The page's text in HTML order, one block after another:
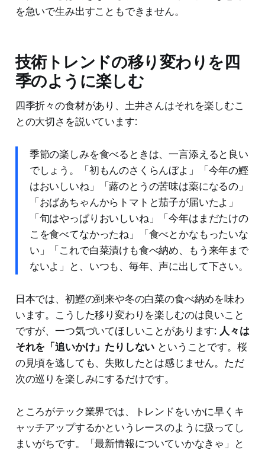
を急いで生み出すこともできません。
技術トレンドの移り変わりを四
季のように楽しむ
四季折々の食材があり、土井さんはそれを楽しむこ
との大切さを説いています:
季節の楽しみを食べるときは、一言添えると良い
でしょう。「初もんのさくらんぼよ」「今年の鰹
はおいしいね」「蕗のとうの苦味は薬になるの」
「おばあちゃんからトマトと茄子が届いたよ」
「旬はやっぱりおいしいね」「今年はまだたけの
こを食べてなかったね」「食べとかなもったいな
い」「これで白菜漬けも食べ納め、もう来年まで
ないよ」と、いつも、毎年、声に出して下さい。
日本では、初鰹の到来や冬の白菜の食べ納めを味わ
います。こうした移り変わりを楽しむのは良いこと
ですが、一つ気づいてほしいことがあります: 人々は
それを「追いかけ」たりしない ということです。桜
の見頃を逃しても、失敗したとは感じません。ただ
次の巡りを楽しみにするだけです。
ところがテック業界では、トレンドをいかに早くキ
ャッチアップするかというレースのように扱ってし
まいがちです。「最新情報についていかなきゃ」と